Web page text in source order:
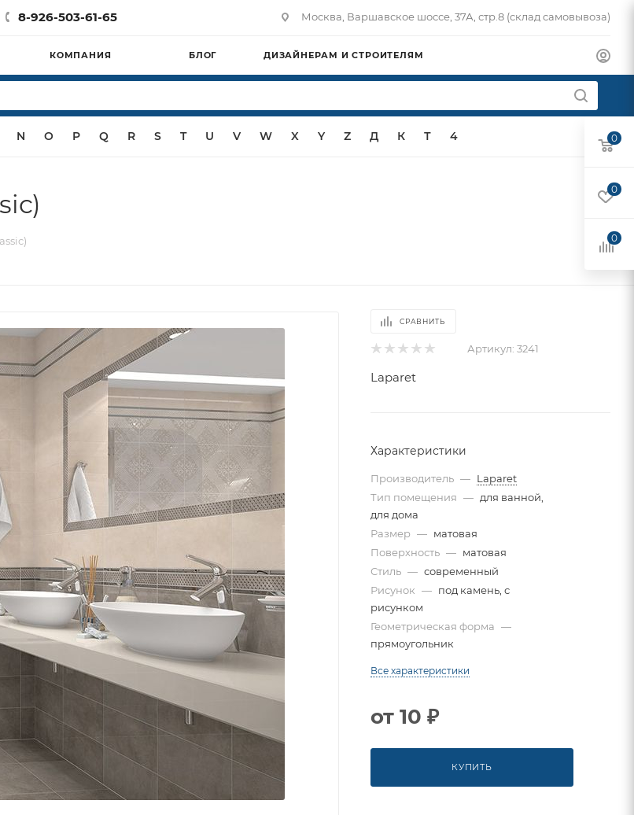
8-926-503-61-65 Москва, Варшавское шоссе, 37А, стр.8 (склад самовывоза)
КОМПАНИЯ БЛОГ ДИЗАЙНЕРАМ И СТРОИТЕЛЯМ
N O P Q R S T U V W X Y Z Д К Т 4
СРАВНИТЬ
Артикул: 3241
Laparet
Характеристики
Производитель — Laparet
Тип помещения — для ванной,
для дома
Размер — матовая
Поверхность — матовая
Стиль — современный
Рисунок — под камень, с
рисунком
Геометрическая форма —
прямоугольник
Все характеристики
от 10 ₽
КУПИТЬ
0
0
0